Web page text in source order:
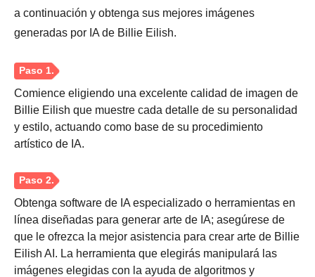
a continuación y obtenga sus mejores imágenes
generadas por IA de Billie Eilish.
Comience eligiendo una excelente calidad de imagen de
Billie Eilish que muestre cada detalle de su personalidad
y estilo, actuando como base de su procedimiento
artístico de IA.
Obtenga software de IA especializado o herramientas en
línea diseñadas para generar arte de IA; asegúrese de
que le ofrezca la mejor asistencia para crear arte de Billie
Eilish AI. La herramienta que elegirás manipulará las
imágenes elegidas con la ayuda de algoritmos y